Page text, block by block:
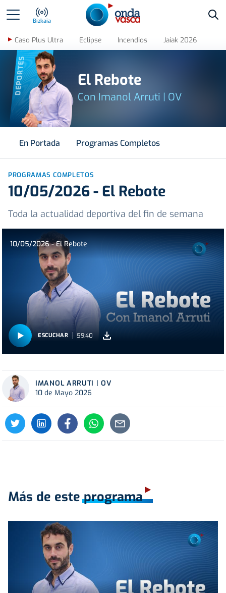
Bizkaia
Caso Plus Ultra Eclipse Incendios Jaiak 2026
DEPORTES El Rebote
Con Imanol Arruti | OV
En Portada Programas Completos
PROGRAMAS COMPLETOS
10/05/2026 - El Rebote
Toda la actualidad deportiva del fin de semana
10/05/2026 - El Rebote
ESCUCHAR 59:40
IMANOL ARRUTI | OV
10 de Mayo 2026
Más de este programa